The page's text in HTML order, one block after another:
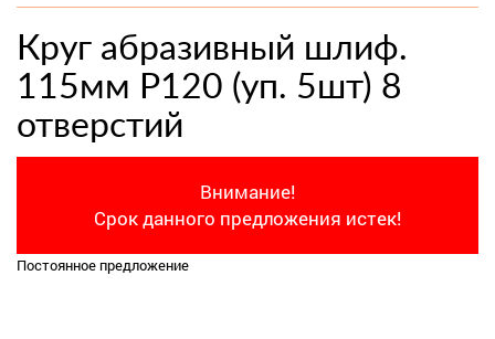
Круг абразивный шлиф.
115мм Р120 (уп. 5шт) 8
отверстий
Внимание!
Срок данного предложения истек!
Постоянное предложение